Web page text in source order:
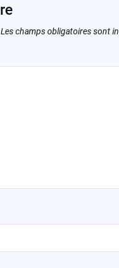
Les champs obligatoires sont